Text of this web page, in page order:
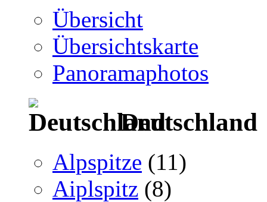
Übersicht
Übersichtskarte
Panoramaphotos
Deutschland
Alpspitze (11)
Aiplspitz (8)